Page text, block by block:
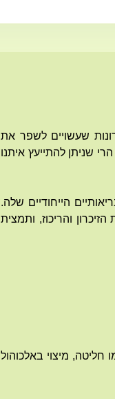
שעשויים לשפר את
שניתן להתייעץ איתנו
הייחודיים שלה.
והריכוז, ותמצית
מיצוי באלכוהול